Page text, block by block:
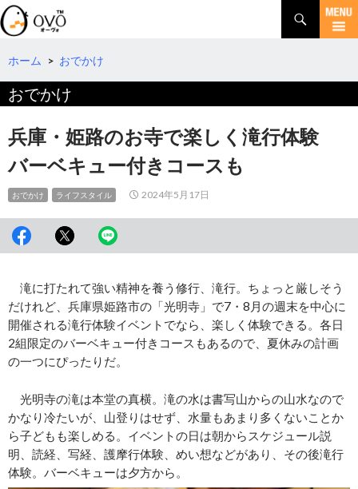
検
索
コ
テ
ツ
へ
動
ホーム > おでかけ
おでかけ
兵庫・姫路のお寺で楽しく滝行体験
バーベキュー付きコースも
おでかけ ライフスタイル 2024年5月17日
滝に打たれて強い精神を養う修行、滝行。ちょっと厳しそう
だけれど、兵庫県姫路市の「光明寺」で7・8月の週末を中心に
開催される滝行体験イベントでなら、楽しく体験できる。各日
2組限定のバーベキュー付きコースもあるので、夏休みの計画
の一つにぴったりだ。
光明寺の滝は本堂の真横。滝の水は書写山からの山水なので
かなり冷たいが、山登りはせず、水量もあまり多くないことか
ら子どもも楽しめる。イベントの日は朝からスケジュール説
明、読経、写経、護摩行体験、めい想などがあり、その後滝行
体験。バーベキューは夕方から。